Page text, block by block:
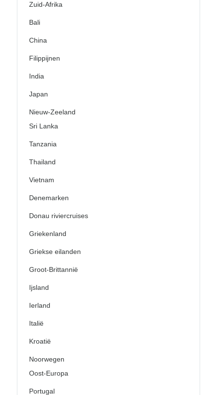
Zuid-Afrika
Bali
China
Filippijnen
India
Japan
Nieuw-Zeeland
Sri Lanka
Tanzania
Thailand
Vietnam
Denemarken
Donau riviercruises
Griekenland
Griekse eilanden
Groot-Brittannië
Ijsland
Ierland
Italië
Kroatië
Noorwegen
Oost-Europa
Portugal